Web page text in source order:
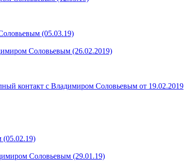
(05.03.19)
Соловьевым (26.02.2019)
контакт с Владимиром Соловьевым от 19.02.2019
Соловьевым (29.01.19)